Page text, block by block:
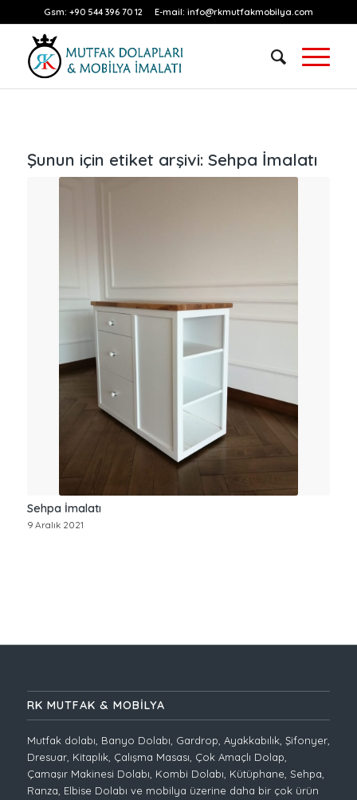
Gsm: +90 544 396 70 12 E-mail: info@rkmutfakmobilya.com
Şunun için etiket arşivi: Sehpa İmalatı
Sehpa İmalatı
9 Aralık 2021
RK MUTFAK & MOBİLYA
Mutfak dolabı, Banyo Dolabı, Gardrop, Ayakkabılık, Şifonyer,
Dresuar, Kitaplık, Çalışma Masası, Çok Amaçlı Dolap,
Çamaşır Makinesi Dolabı, Kombi Dolabı, Kütüphane, Sehpa,
Ranza, Elbise Dolabı ve mobilya üzerine daha bir çok ürün